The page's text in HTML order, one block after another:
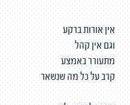
אין אורות ברקע
וגם אין קהל
מתעורר באמצע
קרב על כל מה שנשאר